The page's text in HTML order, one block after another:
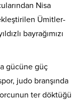
Nisa
Ümitler-
bayrağımızı
gücüne güç
judo branşında
ter döktüğü